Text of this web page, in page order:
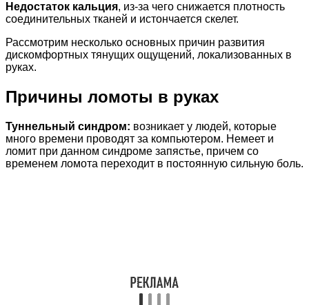
Недостаток кальция, из-за чего снижается плотность
соединительных тканей и истончается скелет.
Рассмотрим несколько основных причин развития
дискомфортных тянущих ощущений, локализованных в
руках.
Причины ломоты в руках
Туннельный синдром: возникает у людей, которые
много времени проводят за компьютером. Немеет и
ломит при данном синдроме запястье, причем со
временем ломота переходит в постоянную сильную боль.